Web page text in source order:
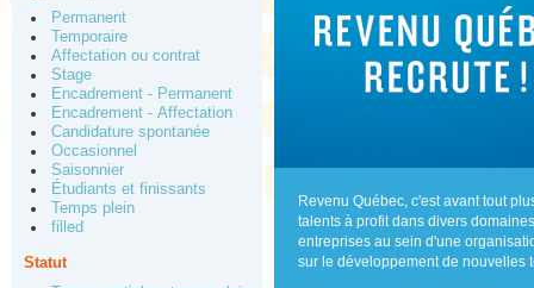
Permanent
Temporaire
Affectation ou contrat
Stage
Encadrement - Permanent
Encadrement - Affectation
Candidature spontanée
Occasionnel
Saisonnier
Étudiants et finissants
Temps plein
filled
Statut
Revenu Québec, c'est avant tout
talents à profit dans divers
entreprises au sein d'une
sur le développement de nouvelles